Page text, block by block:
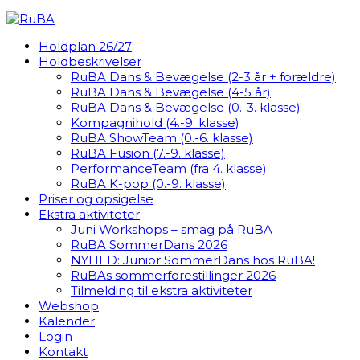
Holdplan 26/27
Holdbeskrivelser
RuBA Dans & Bevægelse (2-3 år + forældre)
RuBA Dans & Bevægelse (4-5 år)
RuBA Dans & Bevægelse (0.-3. klasse)
Kompagnihold (4.-9. klasse)
RuBA ShowTeam (0.-6. klasse)
RuBA Fusion (7.-9. klasse)
PerformanceTeam (fra 4. klasse)
RuBA K-pop (0.-9. klasse)
Priser og opsigelse
Ekstra aktiviteter
Juni Workshops – smag på RuBA
RuBA SommerDans 2026
NYHED: Junior SommerDans hos RuBA!
RuBAs sommerforestillinger 2026
Tilmelding til ekstra aktiviteter
Webshop
Kalender
Login
Kontakt